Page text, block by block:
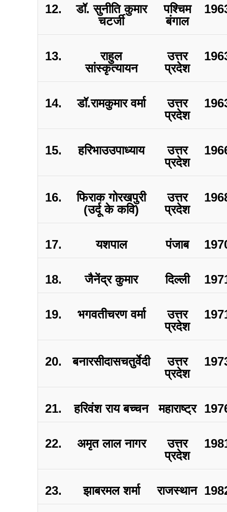
12.
डॉ. सुनीति कुमार
चटर्जी
पश्चिम
बंगाल
13.
राहुल
सांस्कृत्यायन
उत्तर
प्रदेश
14. डॉ.रामकुमार वर्मा
उत्तर
प्रदेश
15. हरिभाउउपाध्याय
उत्तर
प्रदेश
16.
फिराक गोरखपुरी
(उर्दू के कवि)
उत्तर
प्रदेश
17. यशपाल पंजाब
18. जैनेंद्र कुमार दिल्ली
19. भगवतीचरण वर्मा
उत्तर
प्रदेश
20. बनारसीदासचतुर्वेदी
उत्तर
प्रदेश
21. हरिवंश राय बच्चन महाराष्ट्र
22. अमृत लाल नागर
उत्तर
प्रदेश
23. झाबरमल शर्मा राजस्थान